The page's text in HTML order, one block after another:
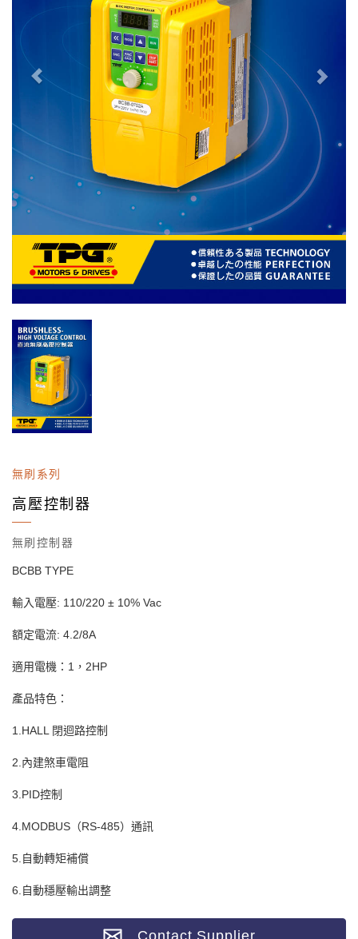
無刷系列
高壓控制器
無刷控制器
BCBB TYPE
輸入電壓: 110/220 ± 10% Vac
額定電流: 4.2/8A
適用電機：1，2HP
產品特色：
1.HALL 閉迴路控制
2.內建煞車電阻
3.PID控制
4.MODBUS（RS-485）通訊
5.自動轉矩補償
6.自動穩壓輸出調整
Contact Supplier